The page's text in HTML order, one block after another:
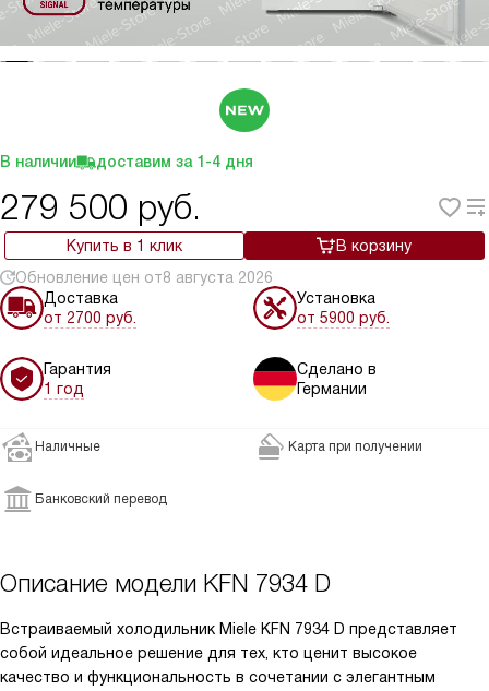
В наличии доставим за 1-4 дня
279 500 руб.
Купить в 1 клик
В корзину
Обновление цен от8 августа 2026
Доставка
от 2700 руб.
Установка
от 5900 руб.
Гарантия
1 год
Сделано в
Германии
Наличные Карта при получении
Банковский перевод
Описание модели KFN 7934 D
Встраиваемый холодильник Miele KFN 7934 D представляет
собой идеальное решение для тех, кто ценит высокое
качество и функциональность в сочетании с элегантным